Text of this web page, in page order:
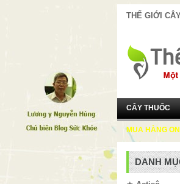
THẾ GIỚI
CÂY THUỐC
MUA HÀNG
DANH